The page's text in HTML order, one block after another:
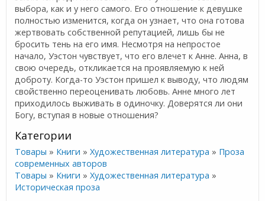
выбора, как и у него самого. Его отношение к девушке
полностью изменится, когда он узнает, что она готова
жертвовать собственной репутацией, лишь бы не
бросить тень на его имя. Несмотря на непростое
начало, Уэстон чувствует, что его влечет к Анне. Анна, в
свою очередь, откликается на проявляемую к ней
доброту. Когда-то Уэстон пришел к выводу, что людям
свойственно переоценивать любовь. Анне много лет
приходилось выживать в одиночку. Доверятся ли они
Богу, вступая в новые отношения?
Категории
Товары » Книги »Художественная литература » Проза
современных авторов
Товары » Книги »Художественная литература »
Историческая проза